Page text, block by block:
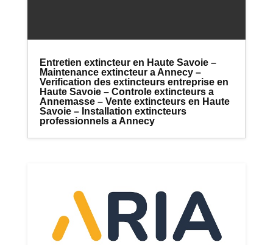
Entretien extincteur en Haute Savoie –
Maintenance extincteur a Annecy –
Verification des extincteurs entreprise en
Haute Savoie – Controle extincteurs a
Annemasse – Vente extincteurs en Haute
Savoie – Installation extincteurs
professionnels a Annecy